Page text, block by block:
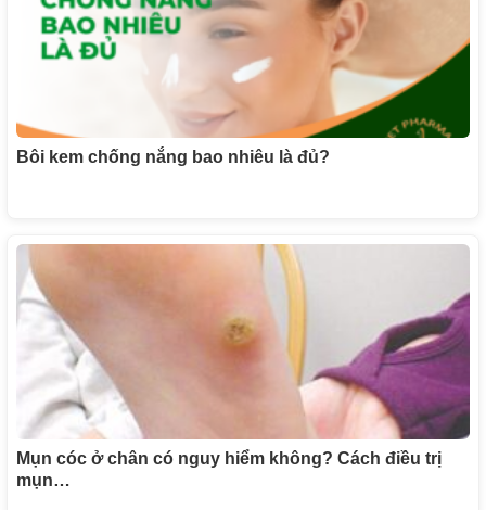
Bôi kem chống nắng bao nhiêu là đủ?
Mụn cóc ở chân có nguy hiểm không? Cách điều trị
mụn…